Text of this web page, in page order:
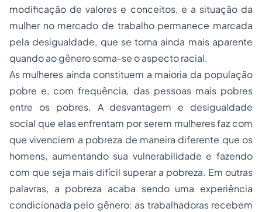
modificação de valores e conceitos, e a situação da
mulher no mercado de trabalho permanece marcada
pela desigualdade, que se torna ainda mais aparente
quando ao gênero soma-se o aspecto racial.
As mulheres ainda constituem a maioria da população
pobre e, com frequência, das pessoas mais pobres
entre os pobres. A desvantagem e desigualdade
social que elas enfrentam por serem mulheres faz com
que vivenciem a pobreza de maneira diferente que os
homens, aumentando sua vulnerabilidade e fazendo
com que seja mais difícil superar a pobreza. Em outras
palavras, a pobreza acaba sendo uma experiência
condicionada pelo gênero: as trabalhadoras recebem